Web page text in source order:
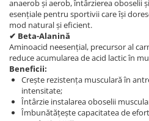
anaerob și aerob, întârzierea oboselii
esențiale pentru sportivii care își
mod natural și eficient.
✔ Beta-Alanină
Aminoacid neesențial, precursor al
reduce acumularea de acid lactic în
Beneficii:
Crește rezistența musculară în
intensitate;
Întârzie instalarea oboselii
Îmbunătățește capacitatea de